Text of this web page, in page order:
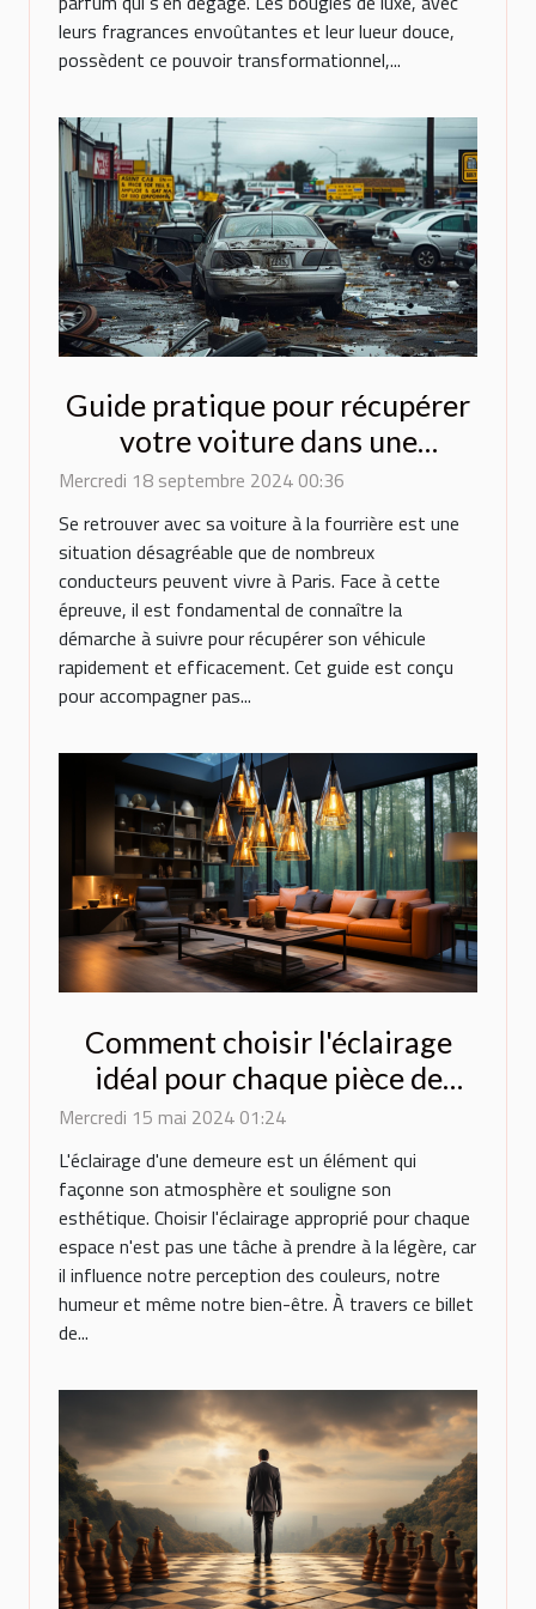
leurs fragrances envoûtantes et leur lueur douce,
possèdent ce pouvoir transformationnel,...
Guide pratique pour récupérer
votre voiture dans une
fourrière parisienne
Mercredi 18 septembre 2024 00:36
Se retrouver avec sa voiture à la fourrière est une
situation désagréable que de nombreux
conducteurs peuvent vivre à Paris. Face à cette
épreuve, il est fondamental de connaître la
démarche à suivre pour récupérer son véhicule
rapidement et efficacement. Cet guide est conçu
pour accompagner pas...
Comment choisir l'éclairage
idéal pour chaque pièce de
votre maison : conseils
pratiques et tendances
actuelles
Mercredi 15 mai 2024 01:24
L'éclairage d'une demeure est un élément qui
façonne son atmosphère et souligne son
esthétique. Choisir l'éclairage approprié pour chaque
espace n'est pas une tâche à prendre à la légère, car
il influence notre perception des couleurs, notre
humeur et même notre bien-être. À travers ce billet
de...